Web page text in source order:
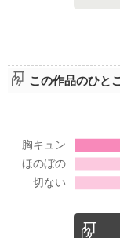
この作品のひと